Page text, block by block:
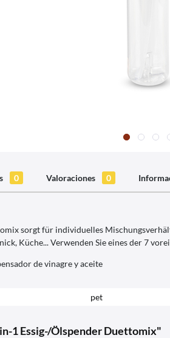
0 Valoraciones 0
sorgt für individuelles
Küche... Verwenden Sie eines der 7
de vinagre y aceite
pet
1 Essig-/Ölspender Duettomix"